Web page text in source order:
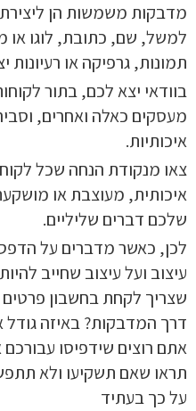
מדבקות משמשות הן ליצירת
למשל, שם, כתובת, לוגו או
תמונות, גרפיקה או רעיונות
בוודאי יצא לכם, בתור
מעסקים כאלה ואחרים,
איכותיות.
צאו מנקודת הנחה שכל
איכותית, מעוצבת או
שלכם דברים שליליים.
לכן, כאשר מדברים על
עיצוב ועל עיצוב שחייב
שצריך לקחת בחשבון
דרך המדבקות? באיזה גודל
אתם רוצים שידפיסו
תראו שאם תשקיעו ולא
על כך בעתיד